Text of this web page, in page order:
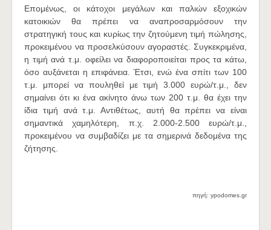
Επομένως, οι κάτοχοι μεγάλων και παλιών εξοχικών
κατοικιών θα πρέπει να αναπροσαρμόσουν την
στρατηγική τους και κυρίως την ζητούμενη τιμή πώλησης,
προκειμένου να προσελκύσουν αγοραστές. Συγκεκριμένα,
η τιμή ανά τ.μ. οφείλει να διαφοροποιείται προς τα κάτω,
όσο αυξάνεται η επιφάνεια. Έτσι, ενώ ένα σπίτι των 100
τ.μ. μπορεί να πουληθεί με τιμή 3.000 ευρώ/τ.μ., δεν
σημαίνει ότι κι ένα ακίνητο άνω των 200 τ.μ. θα έχει την
ίδια τιμή ανά τ.μ. Αντιθέτως, αυτή θα πρέπει να είναι
σημαντικά χαμηλότερη, π.χ. 2.000-2.500 ευρώ/τ.μ.,
προκειμένου να συμβαδίζει με τα σημερινά δεδομένα της
ζήτησης.
πηγή: ypodomes.gr